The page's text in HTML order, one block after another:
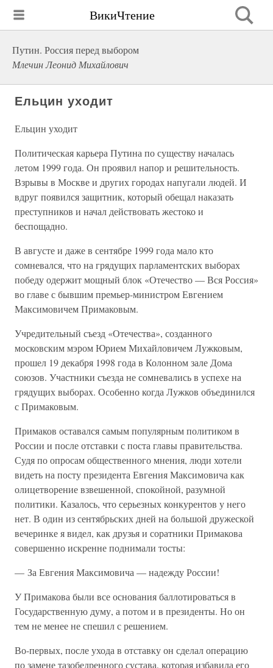
ВикиЧтение
Путин. Россия перед выбором
Млечин Леонид Михайлович
Ельцин уходит
Ельцин уходит
Политическая карьера Путина по существу началась
летом 1999 года. Он проявил напор и решительность.
Взрывы в Москве и других городах напугали людей. И
вдруг появился защитник, который обещал наказать
преступников и начал действовать жестоко и
беспощадно.
В августе и даже в сентябре 1999 года мало кто
сомневался, что на грядущих парламентских выборах
победу одержит мощный блок «Отечество — Вся Россия»
во главе с бывшим премьер-министром Евгением
Максимовичем Примаковым.
Учредительный съезд «Отечества», созданного
московским мэром Юрием Михайловичем Лужковым,
прошел 19 декабря 1998 года в Колонном зале Дома
союзов. Участники съезда не сомневались в успехе на
грядущих выборах. Особенно когда Лужков объединился
с Примаковым.
Примаков оставался самым популярным политиком в
России и после отставки с поста главы правительства.
Судя по опросам общественного мнения, люди хотели
видеть на посту президента Евгения Максимовича как
олицетворение взвешенной, спокойной, разумной
политики. Казалось, что серьезных конкурентов у него
нет. В один из сентябрьских дней на большой дружеской
вечеринке я видел, как друзья и соратники Примакова
совершенно искренне поднимали тосты:
— За Евгения Максимовича — надежду России!
У Примакова были все основания баллотироваться в
Государственную думу, а потом и в президенты. Но он
тем не менее не спешил с решением.
Во-первых, после ухода в отставку он сделал операцию
по замене тазобедренного сустава, которая избавила его